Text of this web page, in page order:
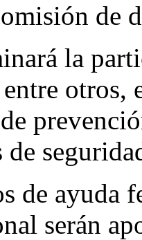
de
la
otros,
de
de ayuda
serán